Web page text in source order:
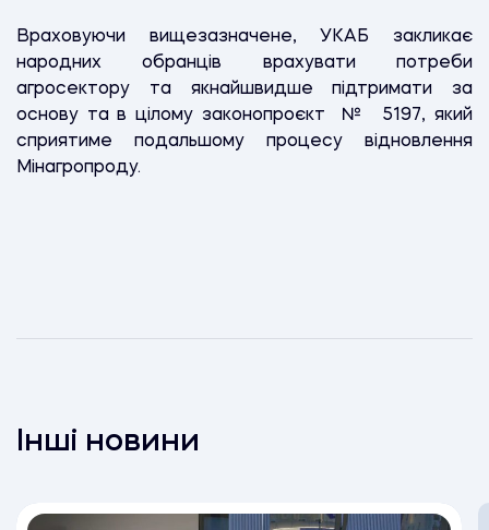
Враховуючи вищезазначене, УКАБ закликає
народних обранців врахувати потреби
агросектору та якнайшвидше підтримати за
основу та в цілому законопроєкт № 5197, який
сприятиме подальшому процесу відновлення
Мінагропроду.
Інші новини